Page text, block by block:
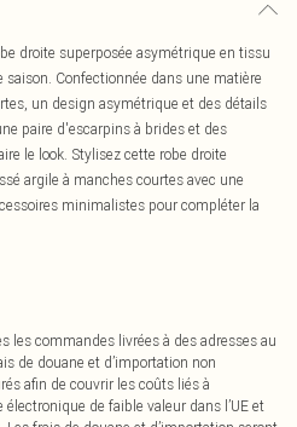
droite superposée asymétrique en tissu
Confectionnée dans une matière
un design asymétrique et des détails
paire d'escarpins à brides et des
le look. Stylisez cette robe droite
argile à manches courtes avec une
minimalistes pour compléter la
les commandes livrées à des adresses au
de douane et d’importation non
afin de couvrir les coûts liés à
de faible valeur dans l’UE et